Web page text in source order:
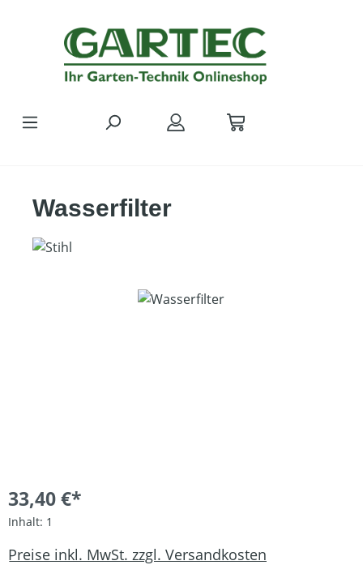
Wasserfilter
Bildergalerie überspringen
33,40 €*
Inhalt: 1
Preise inkl. MwSt. zzgl. Versandkosten